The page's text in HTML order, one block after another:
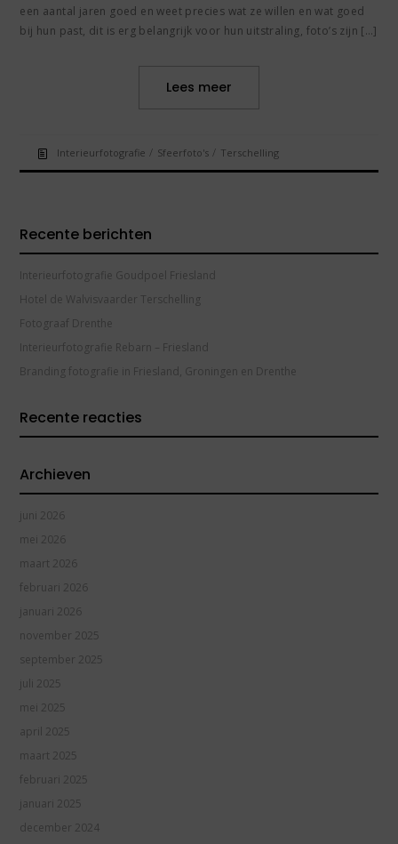
een aantal jaren goed en weet precies wat ze willen en wat goed
bij hun past, dit is erg belangrijk voor hun uitstraling, foto’s zijn […]
Lees meer
Interieurfotografie / Sfeerfoto's / Terschelling
Recente berichten
Interieurfotografie Goudpoel Friesland
Hotel de Walvisvaarder Terschelling
Fotograaf Drenthe
Interieurfotografie Rebarn – Friesland
Branding fotografie in Friesland, Groningen en Drenthe
Recente reacties
Archieven
juni 2026
mei 2026
maart 2026
februari 2026
januari 2026
november 2025
september 2025
juli 2025
mei 2025
april 2025
maart 2025
februari 2025
januari 2025
december 2024